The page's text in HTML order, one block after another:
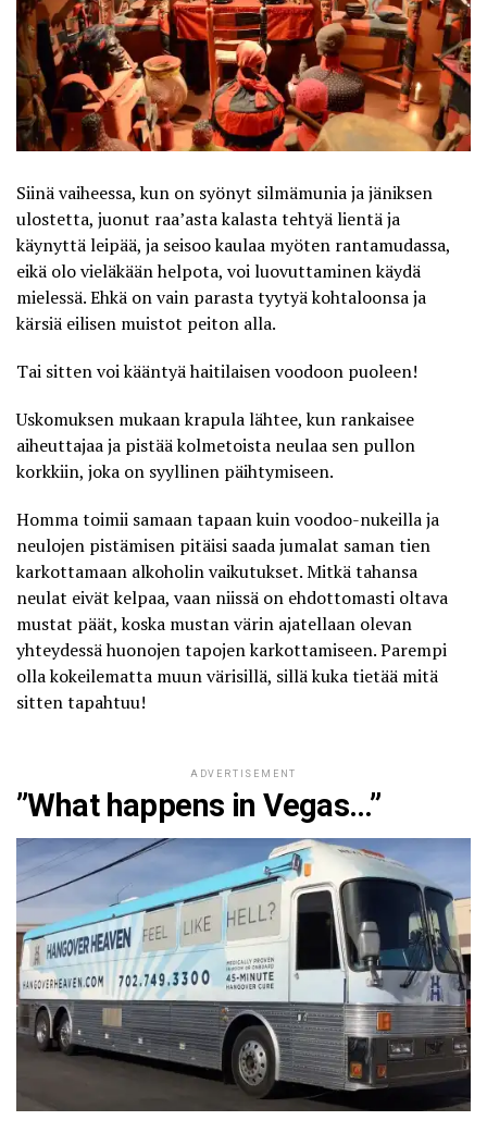
Siinä vaiheessa, kun on syönyt silmämunia ja jäniksen
ulostetta, juonut raa’asta kalasta tehtyä lientä ja
käynyttä leipää, ja seisoo kaulaa myöten rantamudassa,
eikä olo vieläkään helpota, voi luovuttaminen käydä
mielessä. Ehkä on vain parasta tyytyä kohtaloonsa ja
kärsiä eilisen muistot peiton alla.
Tai sitten voi kääntyähaitilaisen voodoon puoleen!
Uskomuksen mukaan krapula lähtee, kun rankaisee
aiheuttajaa ja pistää kolmetoista neulaa sen pullon
korkkiin, joka on syyllinen päihtymiseen.
Homma toimii samaan tapaan kuin voodoo-nukeilla ja
neulojen pistämisen pitäisi saada jumalat saman tien
karkottamaan alkoholin vaikutukset. Mitkä tahansa
neulat eivät kelpaa, vaan niissä on ehdottomasti oltava
mustat päät, koska mustan värin ajatellaan olevan
yhteydessä huonojen tapojen karkottamiseen. Parempi
olla kokeilematta muun värisillä, sillä kuka tietää mitä
sitten tapahtuu!
ADVERTISEMENT
”What happens in Vegas…”